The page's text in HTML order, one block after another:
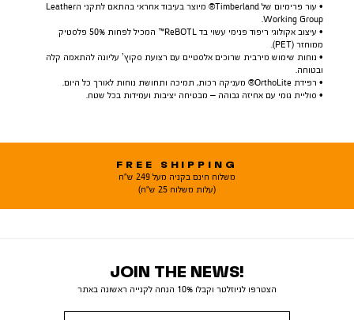
• עור פרימיום של Timberland® מיוצר בעיבוד אחראי בהתאם לתקני הLeather
Working Group.
• עיצוב אקולוגי ריפוד פנימי עשוי בד ReBOTL™ המכיל לפחות 50% פלסטיק
ממוחזר (PET).
• נוחות שימוש מירבית שרוכים אלסטיים עם רצועת סקוץ’ עליונה להתאמה קלה
ובטוחה.
• רפידת OrthoLite® מעניקה רכות, תמיכה ותחושת נוחות לאורך כל היום.
• סוליית גומי עם אחיזה גבוהה – מבטיחה יציבות ועמידות בכל שטח.
FREE SHIPPING
משלוח חינם בקניה מעל 249 ש"ח
(עלות משלוח 25 ש"ח)
JOIN THE NEWS!
הצטרפו לניוזלטר וקבלו 10% הנחה לקנייה ראשונה באתר